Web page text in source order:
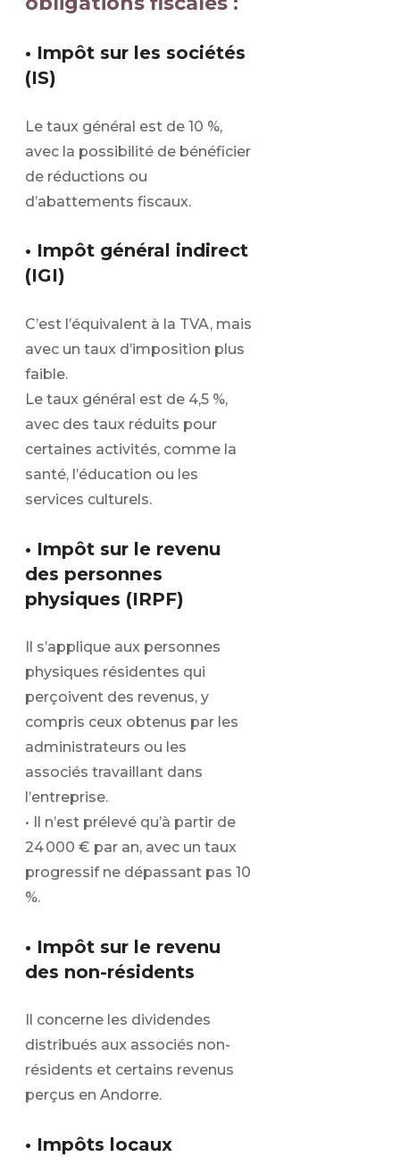
• Impôt sur les sociétés
(IS)
Le taux général est de 10 %,
avec la possibilité de bénéficier
de réductions ou
d’abattements fiscaux.
• Impôt général indirect
(IGI)
C’est l’équivalent à la TVA, mais
avec un taux d’imposition plus
faible.
Le taux général est de 4,5 %,
avec des taux réduits pour
certaines activités, comme la
santé, l’éducation ou les
services culturels.
• Impôt sur le revenu
des personnes
physiques (IRPF)
Il s’applique aux personnes
physiques résidentes qui
perçoivent des revenus, y
compris ceux obtenus par les
administrateurs ou les
associés travaillant dans
l’entreprise.
• Il n’est prélevé qu’à partir de
24 000 € par an, avec un taux
progressif ne dépassant pas 10
%.
• Impôt sur le revenu
des non-résidents
Il concerne les dividendes
distribués aux associés non-
résidents et certains revenus
perçus en Andorre.
• Impôts locaux